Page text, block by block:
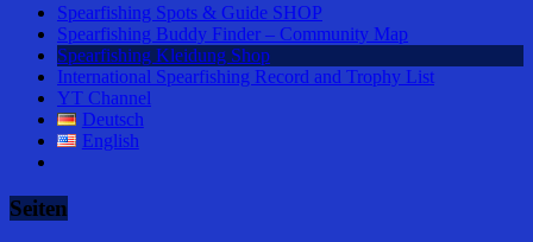
Spearfishing Spots & Guide SHOP
Spearfishing Buddy Finder – Community Map
Spearfishing Kleidung Shop
International Spearfishing Record and Trophy List
YT Channel
Deutsch
English
Seiten